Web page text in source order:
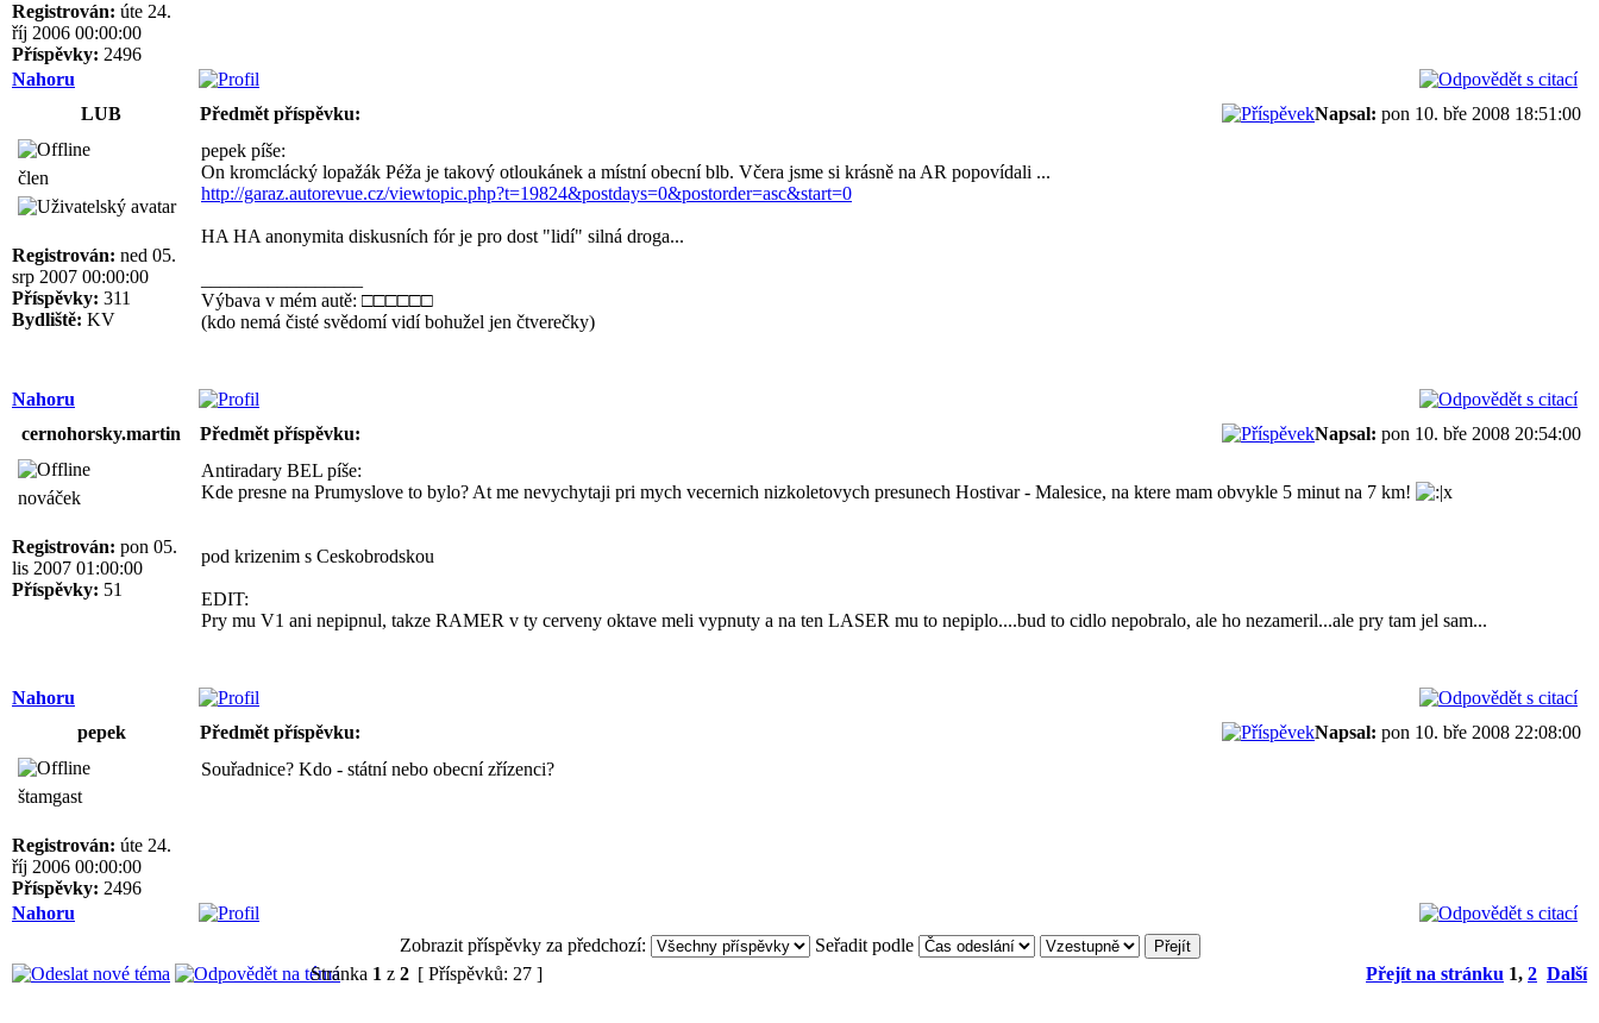
Registrován: úte 24.
říj 2006 00:00:00
Příspěvky: 2496
Nahoru
LUB
Předmět příspěvku: Napsal: pon 10. bře 2008 18:51:00
člen
Registrován: ned 05.
srp 2007 00:00:00
Příspěvky: 311
Bydliště: KV
pepek píše:
On kromclácký lopažák Péža je takový otloukánek a místní obecní blb. Včera jsme si krásně na AR popovídali ...
http://garaz.autorevue.cz/viewtopic.php?t=19824&postdays=0&postorder=asc&start=0
HA HA anonymita diskusních fór je pro dost "lidí" silná droga...
Výbava v mém autě: □□□□□□
(kdo nemá čisté svědomí vidí bohužel jen čtverečky)
Nahoru
cernohorsky.martin
Předmět příspěvku: Napsal: pon 10. bře 2008 20:54:00
nováček
Registrován: pon 05.
lis 2007 01:00:00
Příspěvky: 51
Antiradary BEL píše:
Kde presne na Prumyslove to bylo? At me nevychytaji pri mych vecernich nizkoletovych presunech Hostivar - Malesice, na ktere mam obvykle 5 minut na 7 km!
pod krizenim s Ceskobrodskou
EDIT:
Pry mu V1 ani nepipnul, takze RAMER v ty cerveny oktave meli vypnuty a na ten LASER mu to nepiplo....bud to cidlo nepobralo, ale ho nezameril...ale pry tam jel sam...
Nahoru
pepek
Předmět příspěvku: Napsal: pon 10. bře 2008 22:08:00
štamgast
Registrován: úte 24.
říj 2006 00:00:00
Příspěvky: 2496
Souřadnice? Kdo - státní nebo obecní zřízenci?
Nahoru
Zobrazit příspěvky za předchozí:
Seřadit podle
Stránka 1 z 2 [ Příspěvků: 27 ] Přejít na stránku 1, 2 Další